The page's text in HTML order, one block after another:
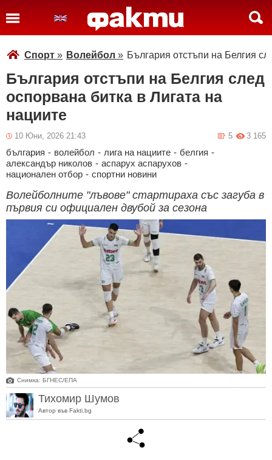
Спорт » Волейбол » България отстъпи на Белгия
България отстъпи на Белгия след
оспорвана битка в Лигата на
нациите
10 Юни, 2026 21:43 3 165
5
българия - волейбол - лига на нациите - белгия -
александър николов - аспарух аспарухов -
национален отбор - спортни новини
Волейболните "лъвове" стартираха със загуба в
първия си официален двубой за сезона
Снимка: БГНЕС/EПA
Тихомир Шумов
Автор във Fakti.bg